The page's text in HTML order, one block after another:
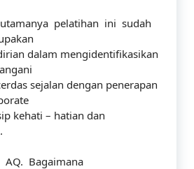
pelatihan ini sudah
dalam mengidentifikasikan
sejalan dengan penerapan
kehati – hatian dan
AQ. Bagaimana